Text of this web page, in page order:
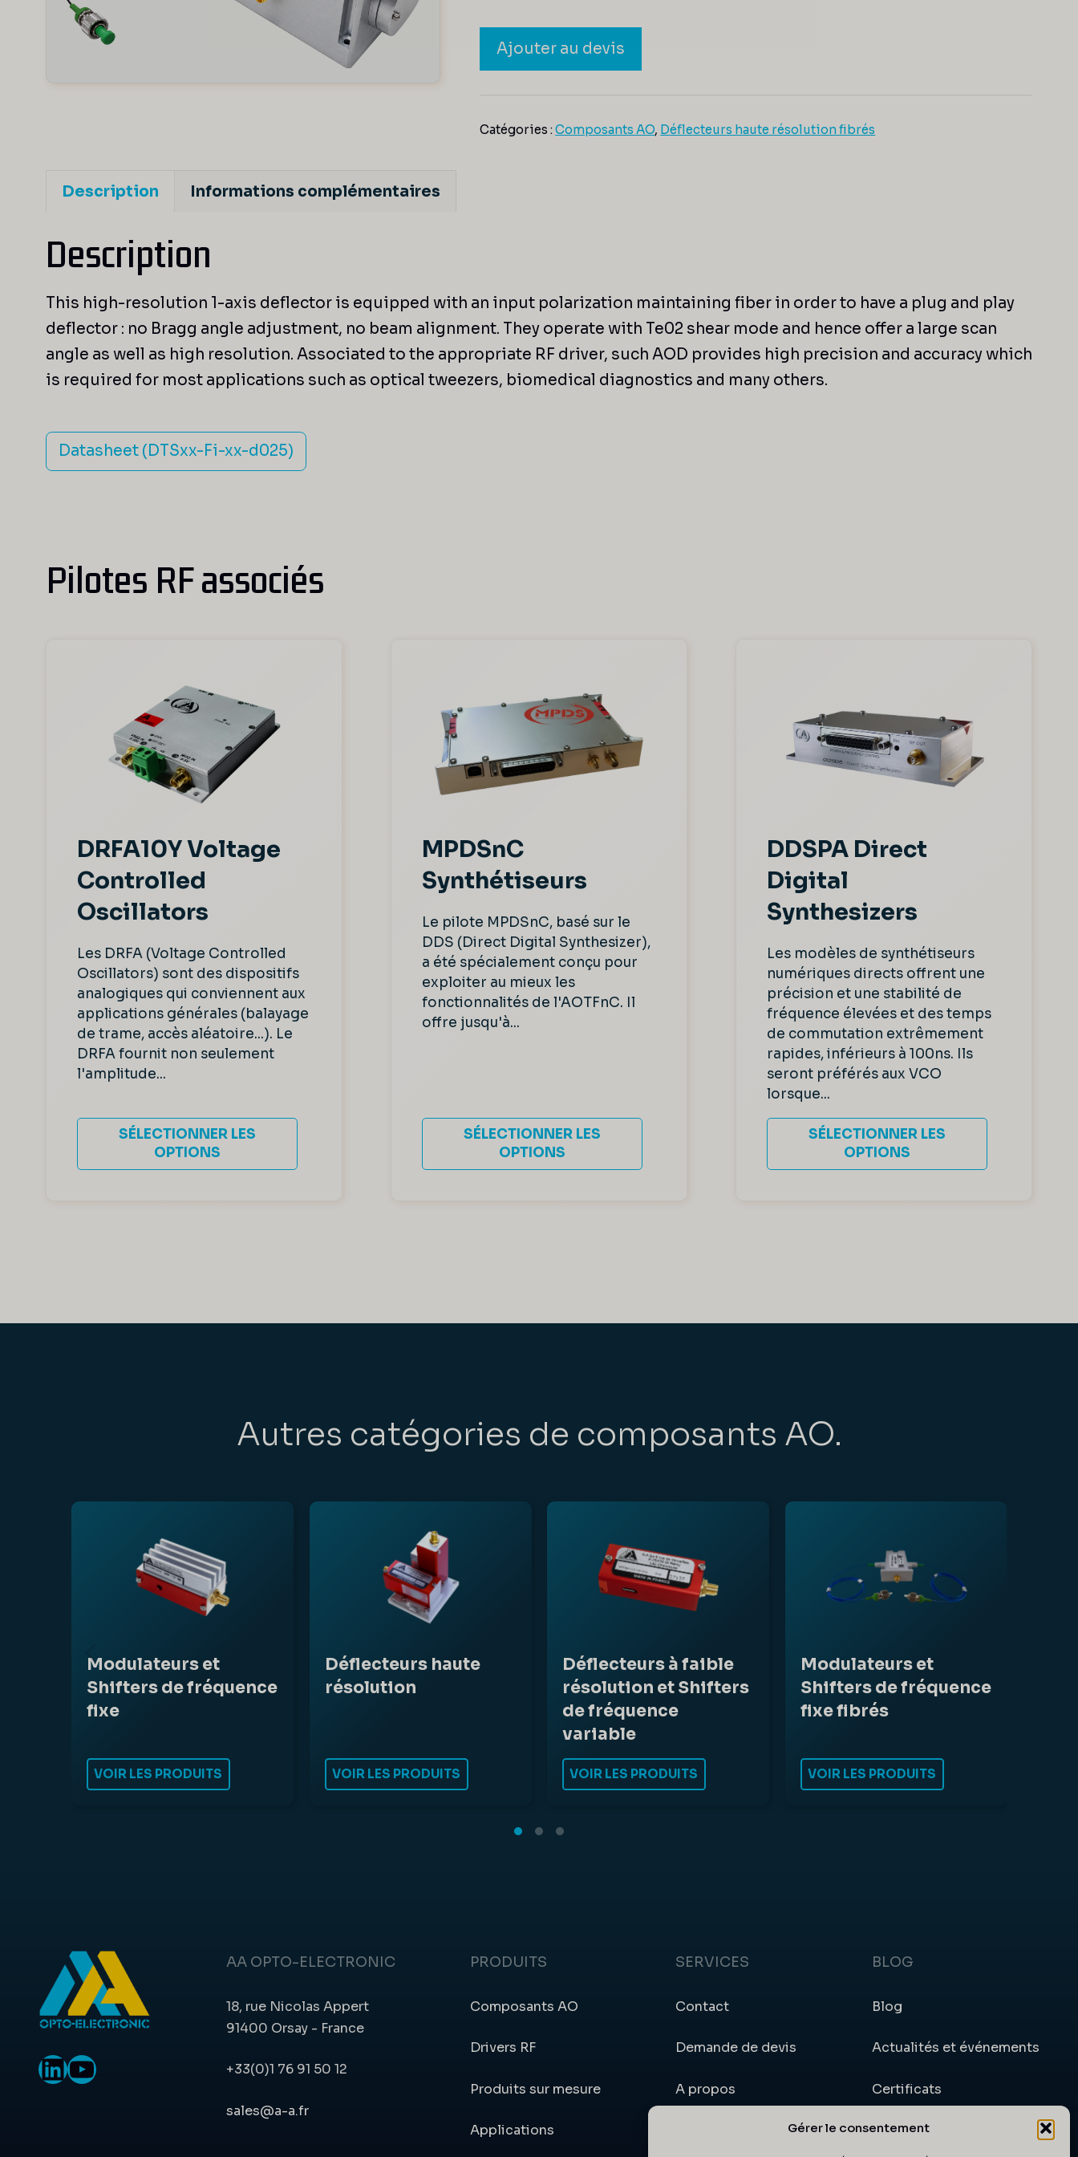
Gérer le consentement
Ajouter au devis
Catégories :Composants AO, Déflecteurs haute résolution fibrés
Description Informations complémentaires
Description
This high-resolution 1-axis deflector is equipped with an input polarization maintaining fiber in order to have a plug and play
deflector : no Bragg angle adjustment, no beam alignment. They operate with Te02 shear mode and hence offer a large scan
angle as well as high resolution. Associated to the appropriate RF driver, such AOD provides high precision and accuracy which
is required for most applications such as optical tweezers, biomedical diagnostics and many others.
Datasheet (DTSxx-Fi-xx-d025)
Pilotes RF associés
DRFA10Y Voltage
Controlled
Oscillators
Les DRFA (Voltage Controlled
Oscillators) sont des dispositifs
analogiques qui conviennent aux
applications générales (balayage
de trame, accès aléatoire...). Le
DRFA fournit non seulement
l'amplitude...
SÉLECTIONNER LES
OPTIONS
MPDSnC
Synthétiseurs
Le pilote MPDSnC, basé sur le
DDS (Direct Digital Synthesizer),
a été spécialement conçu pour
exploiter au mieux les
fonctionnalités de l'AOTFnC. Il
offre jusqu'à...
SÉLECTIONNER LES
OPTIONS
DDSPA Direct
Digital
Synthesizers
Les modèles de synthétiseurs
numériques directs offrent une
précision et une stabilité de
fréquence élevées et des temps
de commutation extrêmement
rapides, inférieurs à 100ns. Ils
seront préférés aux VCO
lorsque...
SÉLECTIONNER LES
OPTIONS
Autres catégories de composants AO.
Modulateurs et
Shifters de fréquence
fixe
VOIR LES PRODUITS
Déflecteurs haute
résolution
VOIR LES PRODUITS
Déflecteurs à faible
résolution et Shifters
de fréquence
variable
VOIR LES PRODUITS
Modulateurs et
Shifters de fréquence
fixe fibrés
VOIR LES PRODUITS
LinkedIn
YouTube
AA OPTO-ELECTRONIC
18, rue Nicolas Appert
91400 Orsay - France
+33(0)1 76 91 50 12
sales@a-a.fr
PRODUITS
Composants AO
Drivers RF
Produits sur mesure
Applications
SERVICES
Contact
Demande de devis
A propos
BLOG
Blog
Actualités et événements
Certificats
Articles